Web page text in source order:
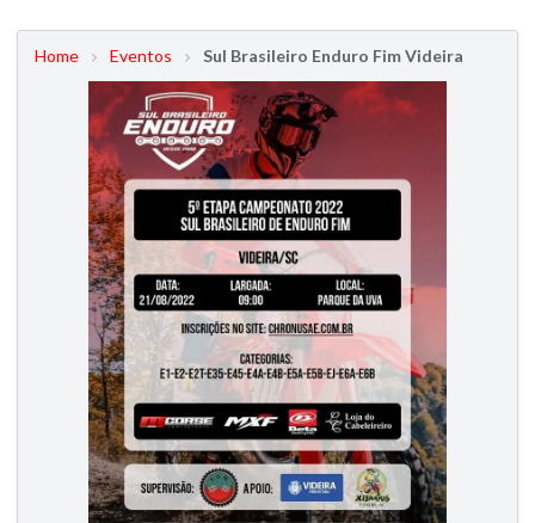
Home Eventos Sul Brasileiro Enduro Fim Videira